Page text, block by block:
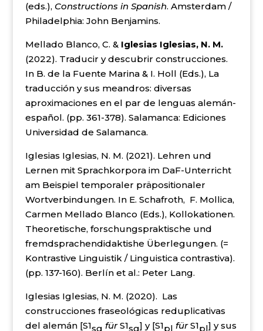
(eds.), Constructions in Spanish. Amsterdam /
Philadelphia: John Benjamins.
Mellado Blanco, C. & Iglesias Iglesias, N. M.
(2022). Traducir y descubrir construcciones.
In B. de la Fuente Marina & I. Holl (Eds.), La
traducción y sus meandros: diversas
aproximaciones en el par de lenguas alemán-
español. (pp. 361-378). Salamanca: Ediciones
Universidad de Salamanca.
Iglesias Iglesias, N. M. (2021). Lehren und
Lernen mit Sprachkorpora im DaF-Unterricht
am Beispiel temporaler präpositionaler
Wortverbindungen. In E. Schafroth, F. Mollica,
Carmen Mellado Blanco (Eds.), Kollokationen.
Theoretische, forschungspraktische und
fremdsprachendidaktishe Überlegungen. (=
Kontrastive Linguistik / Linguistica contrastiva).
(pp. 137-160). Berlín et al.: Peter Lang.
Iglesias Iglesias, N. M. (2020). Las
construcciones fraseológicas reduplicativas
del alemán [S1sg fürS1sg] y [S1pl fürS1pl] y sus